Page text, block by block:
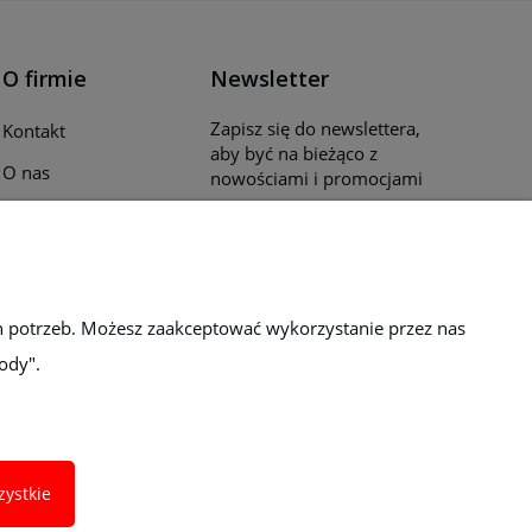
O firmie
Kontakt
O nas
Newsletter
Zapisz się do newslettera,
aby być na bieżąco z
nowościami i promocjami
Możesz zaakceptować wykorzystanie przez nas